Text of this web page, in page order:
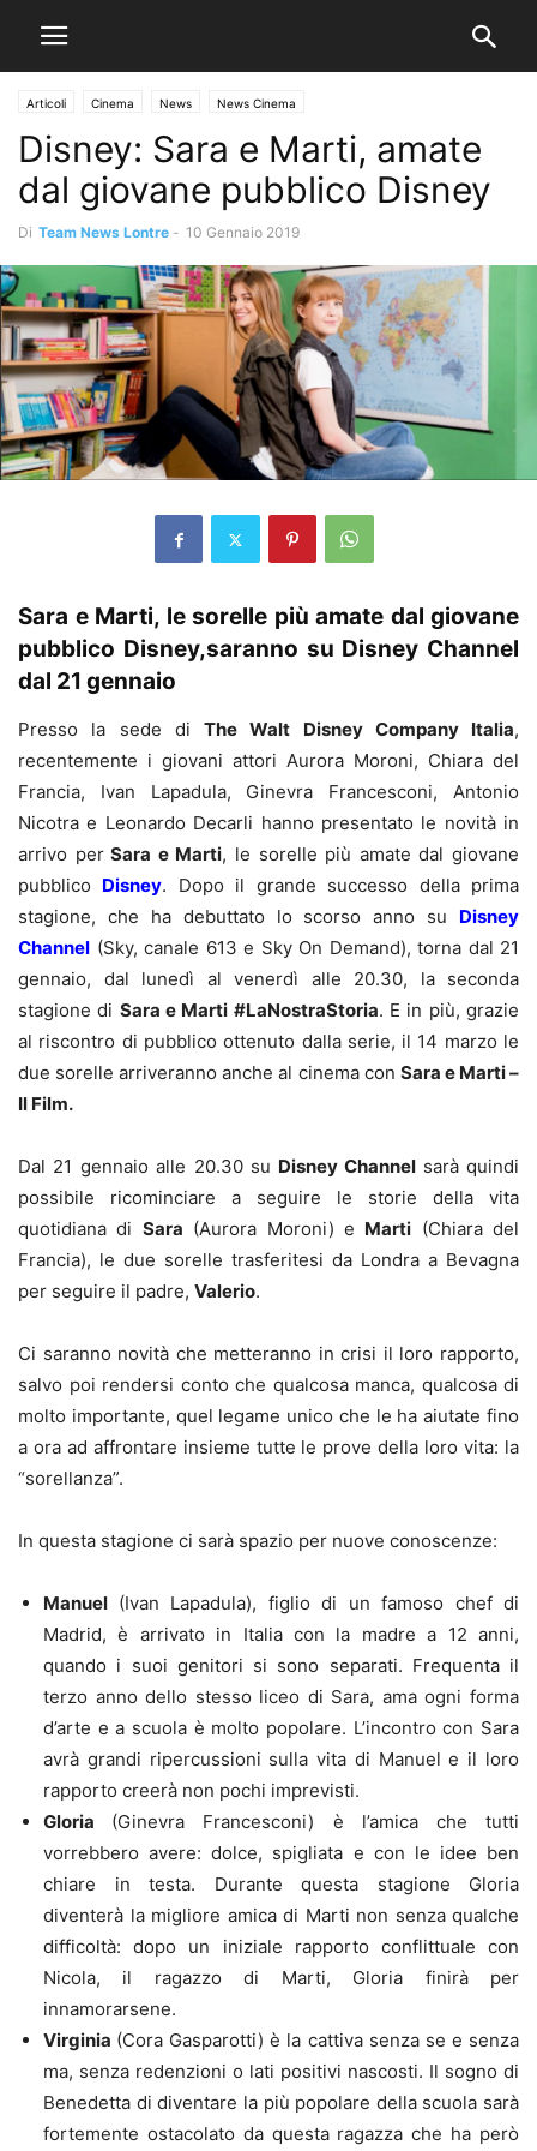
Articoli Cinema News News Cinema
Disney: Sara e Marti, amate
dal giovane pubblico Disney
Di Team News Lontre - 10 Gennaio 2019
Sara e Marti, le sorelle più amate dal giovane
pubblico Disney,saranno su Disney Channel
dal 21 gennaio
Presso la sede di The Walt Disney Company Italia,
recentemente i giovani attori Aurora Moroni, Chiara del
Francia, Ivan Lapadula, Ginevra Francesconi, Antonio
Nicotra e Leonardo Decarli hanno presentato le novità in
arrivo perSara e Marti, le sorelle più amate dal giovane
pubblico Disney. Dopo il grande successo della prima
stagione, che ha debuttato lo scorso anno su Disney
Channel (Sky, canale 613 e Sky On Demand), torna dal 21
gennaio, dal lunedì al venerdì alle 20.30, la seconda
stagione di Sara e Marti #LaNostraStoria. E in più, grazie
al riscontro di pubblico ottenuto dalla serie, il 14 marzo le
due sorelle arriveranno anche al cinema con Sara e Marti –
Il Film.
Dal 21 gennaio alle 20.30 su Disney Channel sarà quindi
possibile ricominciare a seguire le storie della vita
quotidiana di Sara (Aurora Moroni) e Marti (Chiara del
Francia), le due sorelle trasferitesi da Londra a Bevagna
per seguire il padre, Valerio.
Ci saranno novità che metteranno in crisi il loro rapporto,
salvo poi rendersi conto che qualcosa manca, qualcosa di
molto importante, quel legame unico che le ha aiutate fino
a ora ad affrontare insieme tutte le prove della loro vita: la
“sorellanza”.
In questa stagione ci sarà spazio per nuove conoscenze:
Manuel (Ivan Lapadula), figlio di un famoso chef di
Madrid, è arrivato in Italia con la madre a 12 anni,
quando i suoi genitori si sono separati. Frequenta il
terzo anno dello stesso liceo di Sara, ama ogni forma
d’arte e a scuola è molto popolare. L’incontro con Sara
avrà grandi ripercussioni sulla vita di Manuel e il loro
rapporto creerà non pochi imprevisti.
Gloria (Ginevra Francesconi) è l’amica che tutti
vorrebbero avere: dolce, spigliata e con le idee ben
chiare in testa. Durante questa stagione Gloria
diventerà la migliore amica di Marti non senza qualche
difficoltà: dopo un iniziale rapporto conflittuale con
Nicola, il ragazzo di Marti, Gloria finirà per
innamorarsene.
Virginia (Cora Gasparotti) è la cattiva senza se e senza
ma, senza redenzioni o lati positivi nascosti. Il sogno di
Benedetta di diventare la più popolare della scuola sarà
fortemente ostacolato da questa ragazza che ha però